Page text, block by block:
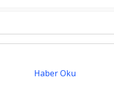
Haber Oku